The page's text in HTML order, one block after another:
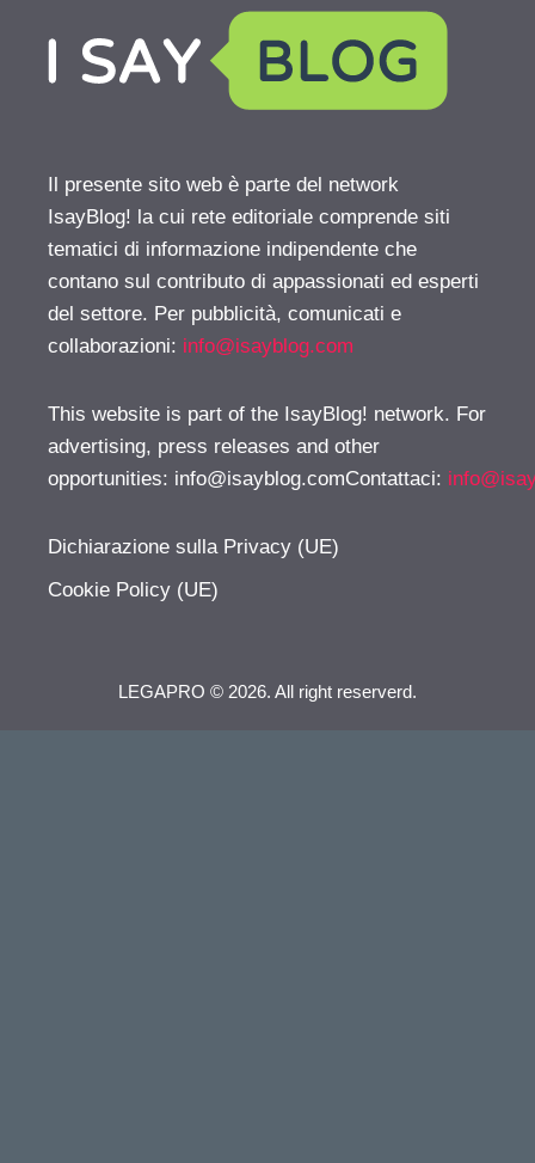
Il presente sito web è parte del network
IsayBlog! la cui rete editoriale comprende siti
tematici di informazione indipendente che
contano sul contributo di appassionati ed esperti
del settore. Per pubblicità, comunicati e
collaborazioni: info@isayblog.com
This website is part of the IsayBlog! network. For
advertising, press releases and other
opportunities: info@isayblog.comContattaci:
Dichiarazione sulla Privacy (UE)
Cookie Policy (UE)
LEGAPRO © 2026. All right reserverd.